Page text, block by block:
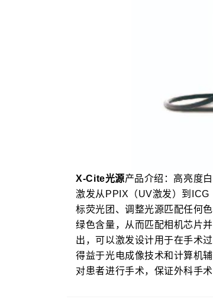
X-Cite光源产品介绍： 高亮度
激发从PPIX（UV激发）到ICG
标荧光团、调整光源匹配任何色
绿色含量，从而匹配相机芯片
出，可以激发设计用于在手术
得益于光电成像技术和计算机
对患者进行手术，保证外科手